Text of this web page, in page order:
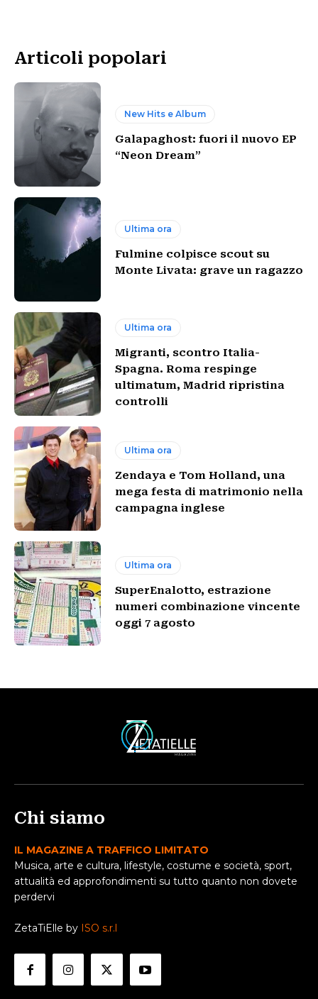
Articoli popolari
New Hits e Album
Galapaghost: fuori il nuovo EP
“Neon Dream”
Ultima ora
Fulmine colpisce scout su
Monte Livata: grave un ragazzo
Ultima ora
Migranti, scontro Italia-
Spagna. Roma respinge
ultimatum, Madrid ripristina
controlli
Ultima ora
Zendaya e Tom Holland, una
mega festa di matrimonio nella
campagna inglese
Ultima ora
SuperEnalotto, estrazione
numeri combinazione vincente
oggi 7 agosto
Chi siamo
IL MAGAZINE A TRAFFICO LIMITATO
Musica, arte e cultura, lifestyle, costume e società, sport,
attualità ed approfondimenti su tutto quanto non dovete
perdervi
ZetaTiElle by ISO s.r.l